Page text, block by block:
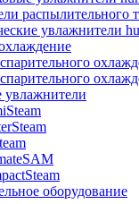
распылительного
увлажнители
увлажнители
оборудование